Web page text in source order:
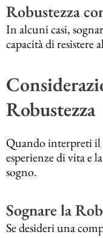
Robustezza
In alcuni casi,
capacità di resistere
Robustezza
Quando interpreti il
esperienze di vita e
sogno.
Sognare la
Se desideri una